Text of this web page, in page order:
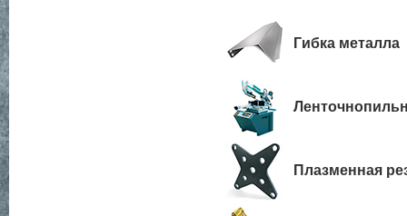
Гибка металла
Плазменная